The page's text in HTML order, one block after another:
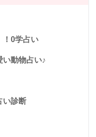
！0学占い
い動物占い♪
い診断